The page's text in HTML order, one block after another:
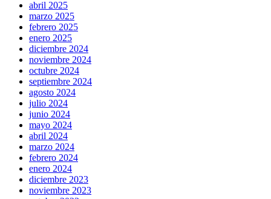
abril 2025
marzo 2025
febrero 2025
enero 2025
diciembre 2024
noviembre 2024
octubre 2024
septiembre 2024
agosto 2024
julio 2024
junio 2024
mayo 2024
abril 2024
marzo 2024
febrero 2024
enero 2024
diciembre 2023
noviembre 2023